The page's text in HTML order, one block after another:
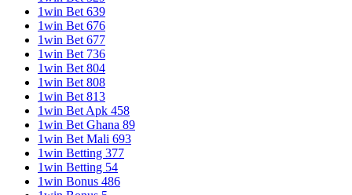
1win Bet 639
1win Bet 676
1win Bet 677
1win Bet 736
1win Bet 804
1win Bet 808
1win Bet 813
1win Bet Apk 458
1win Bet Ghana 89
1win Bet Mali 693
1win Betting 377
1win Betting 54
1win Bonus 486